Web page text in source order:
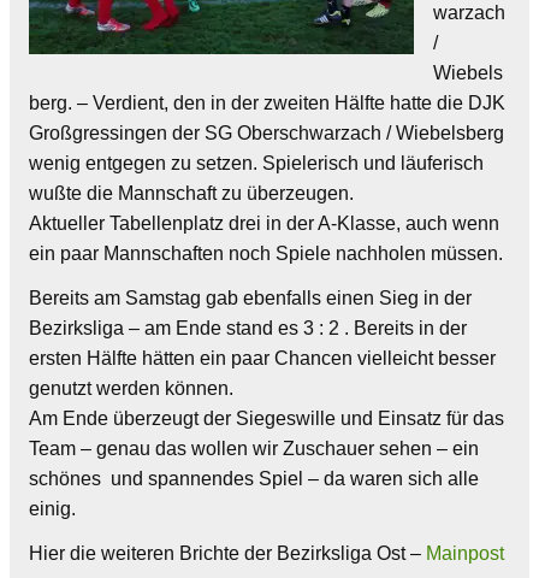
warzach
/
Wiebels
berg. – Verdient, den in der zweiten Hälfte hatte die DJK
Großgressingen der SG Oberschwarzach / Wiebelsberg
wenig entgegen zu setzen. Spielerisch und läuferisch
wußte die Mannschaft zu überzeugen.
Aktueller Tabellenplatz drei in der A-Klasse, auch wenn
ein paar Mannschaften noch Spiele nachholen müssen.
Bereits am Samstag gab ebenfalls einen Sieg in der
Bezirksliga – am Ende stand es 3 : 2 . Bereits in der
ersten Hälfte hätten ein paar Chancen vielleicht besser
genutzt werden können.
Am Ende überzeugt der Siegeswille und Einsatz für das
Team – genau das wollen wir Zuschauer sehen – ein
schönes und spannendes Spiel – da waren sich alle
einig.
Hier die weiteren Brichte der Bezirksliga Ost – Mainpost